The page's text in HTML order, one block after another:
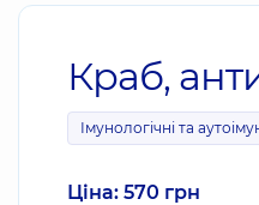
Краб,
Імунологічні та
Ціна: 570 грн